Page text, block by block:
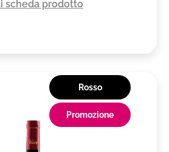
scheda prodotto
Rosso
Promozione